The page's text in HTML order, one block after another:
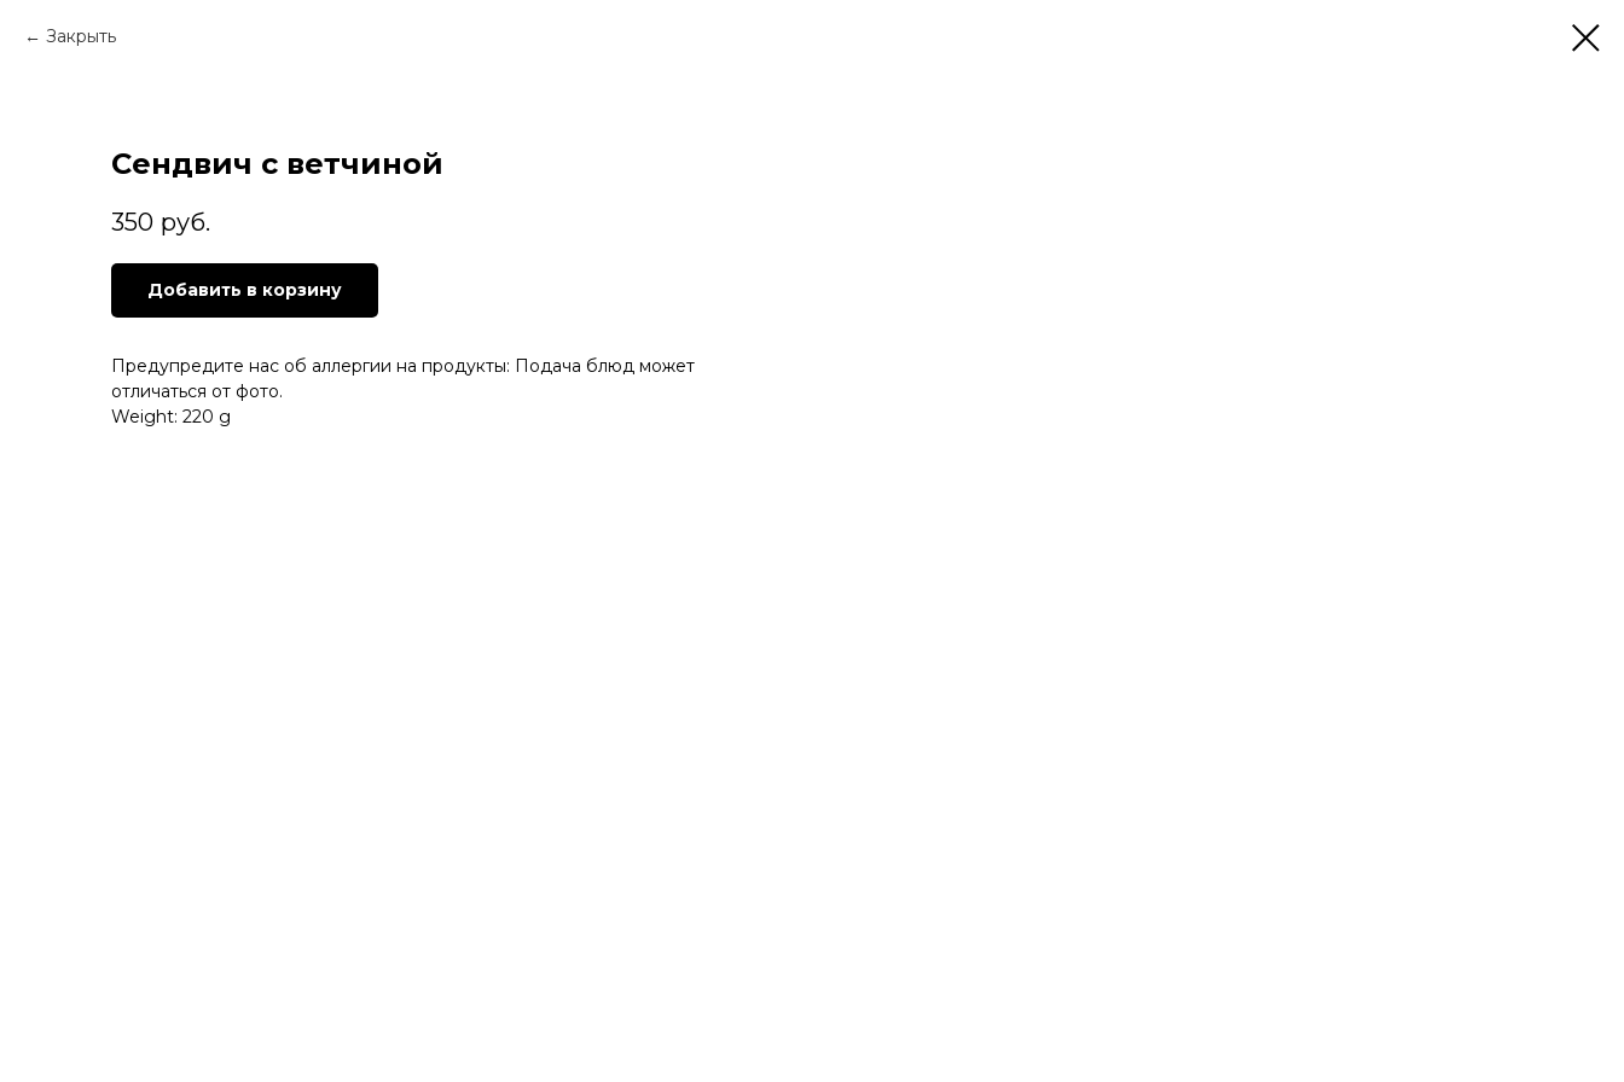
Закрыть
Сендвич с ветчиной
350 руб.
Добавить в корзину
Предупредите нас об аллергии на продукты: Подача блюд может
отличаться от фото.
Weight: 220 g